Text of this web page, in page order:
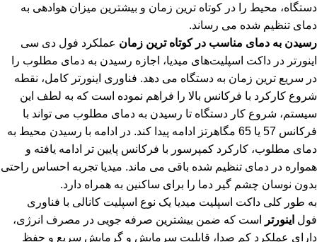
دستگاه، محیط را در کوتاه ترین زمان و بیشترین میزان هوادهی به
دمای تنظیم شده می رساند.
رسیدن به دمای مناسب در کوتاه ترین زمان عملکرد فول دی سی
اینورتر در داکت اسپلیت‌های میدیا، اجازه رسیدن به دمای مطلوب را
در سریع ترین زمان به دستگاه می دهد. فناوری اینورتر کامل، نقطه
شروع کارکرد با فرکانس بالا را فراهم نموده است که به لطف این
سیستم، شروع کار دستگاه تا رسیدن به دمای مطلوب می تواند با
فرکانس 57 یا 65 مگاهرتز ادامه پیدا کند. در ادامه با رسیدن محیط به
دمای مطلوب، کارکرد کمپرسور با فرکانس پایین تر ادامه یافته و
همواره در دمای تنظیم شده باقی می ماند. میدیا تجربه احساس راحتی
بدون نوسان چشم گیر دما را برای ساکنین به همراه دارد.
به طور کلی داکت اسپلیت میدیا یک نوع اسپلیت کانالی با فناوری
فول اینورتر
است که ضمن بیشترین صرفه جویی در مصرف انرژی،
دارای عملکرد کم صدا، قابلیت سرمایش و گرمایش سریع و حفظ